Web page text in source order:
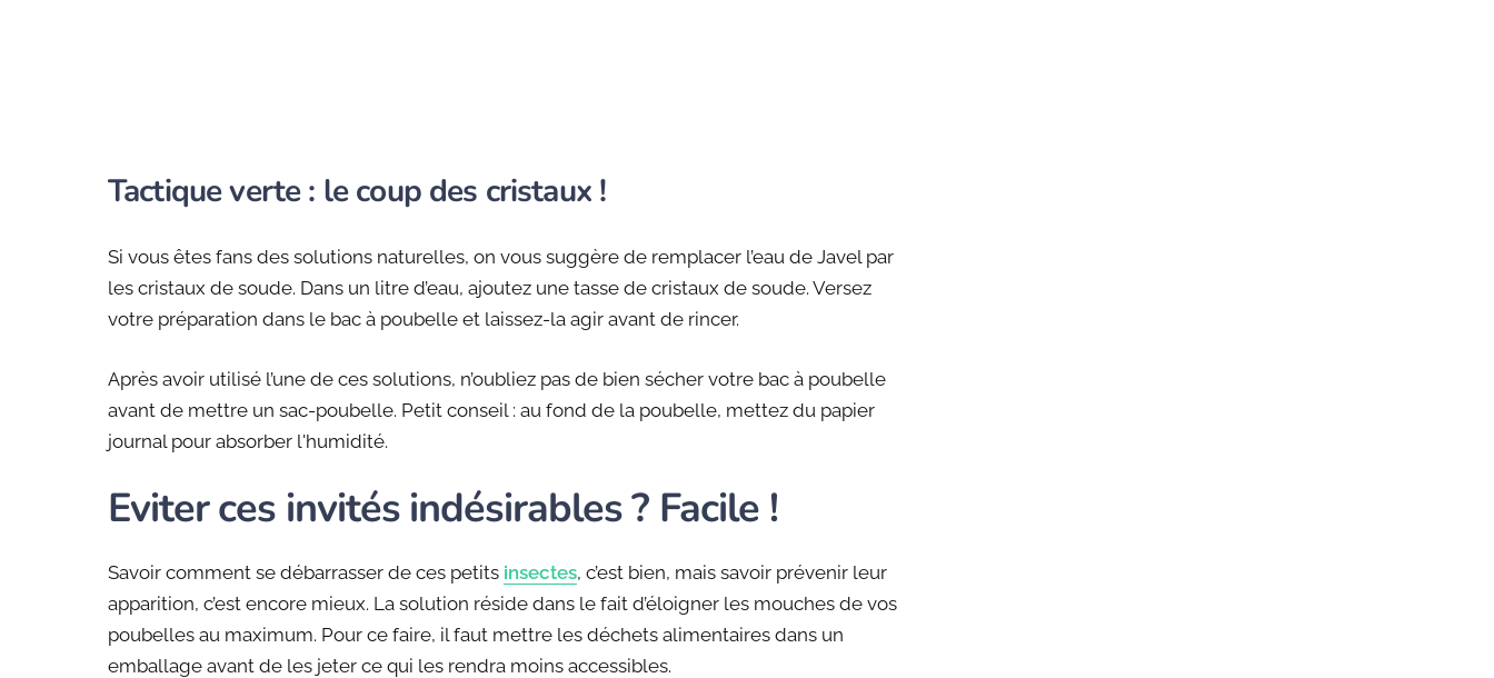
Tactique verte : le coup des cristaux !
Si vous êtes fans des solutions naturelles, on vous suggère de remplacer l’eau de Javel par
les cristaux de soude. Dans un litre d’eau, ajoutez une tasse de cristaux de soude. Versez
votre préparation dans le bac à poubelle et laissez-la agir avant de rincer.
Après avoir utilisé l’une de ces solutions, n’oubliez pas de bien sécher votre bac à poubelle
avant de mettre un sac-poubelle. Petit conseil : au fond de la poubelle, mettez du papier
journal pour absorber l'humidité.
Eviter ces invités indésirables ? Facile !
Savoir comment se débarrasser de ces petits insectes, c’est bien, mais savoir prévenir leur
apparition, c’est encore mieux. La solution réside dans le fait d’éloigner les mouches de vos
poubelles au maximum. Pour ce faire, il faut mettre les déchets alimentaires dans un
emballage avant de les jeter ce qui les rendra moins accessibles.